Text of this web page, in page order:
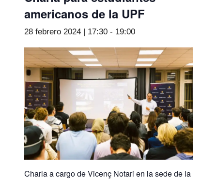
americanos de la UPF
28 febrero 2024 | 17:30 - 19:00
Charla a cargo de Vicenç Notari en la sede de la